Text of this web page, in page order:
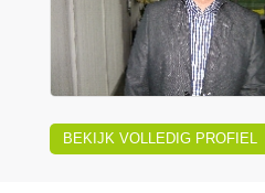
BEKIJK VOLLEDIG PROFIEL